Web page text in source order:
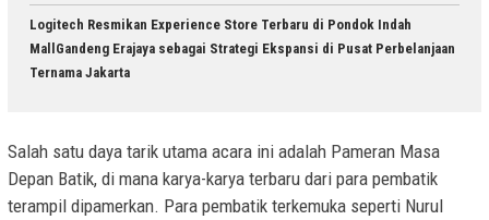
Logitech Resmikan Experience Store Terbaru di Pondok Indah
MallGandeng Erajaya sebagai Strategi Ekspansi di Pusat Perbelanjaan
Ternama Jakarta
Salah satu daya tarik utama acara ini adalah Pameran Masa
Depan Batik, di mana karya-karya terbaru dari para pembatik
terampil dipamerkan. Para pembatik terkemuka seperti Nurul